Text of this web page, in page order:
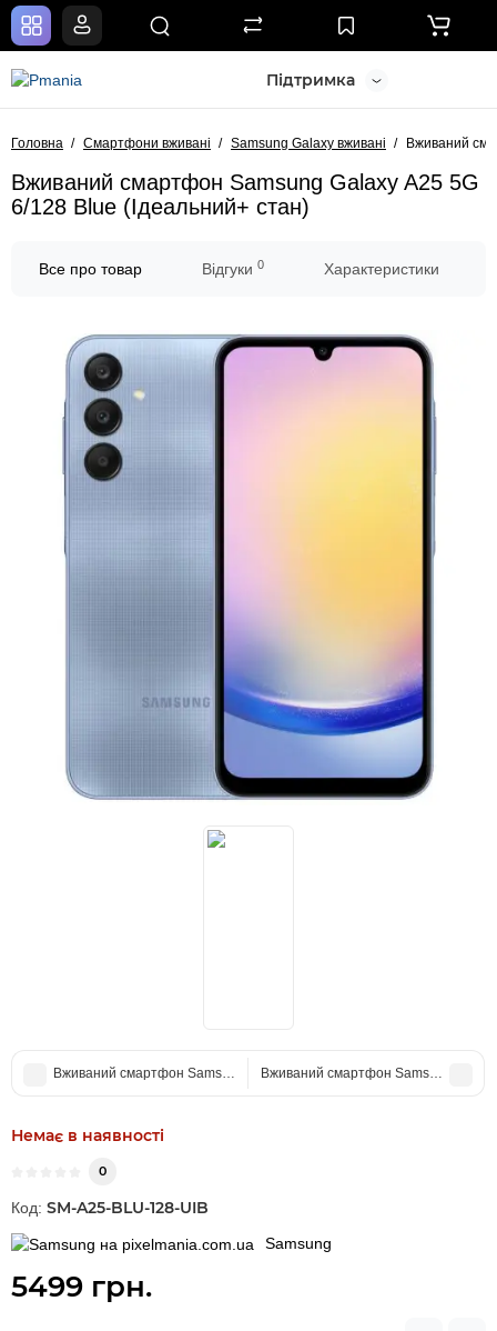
Підтримка
Головна Смартфони вживані Samsung Galaxy вживані Вживаний
Вживаний смартфон Samsung Galaxy A25 5G
6/128 Blue (Ідеальний+ стан)
Все про товар Відгуки 0 Характеристики
Вживаний смартфон Samsung Galaxy A55 5G 8/256Gb Lilac
Вживаний смартфон Samsung
Немає в наявності
0
Код: SM-A25-BLU-128-UIB
Samsung
5499 грн.